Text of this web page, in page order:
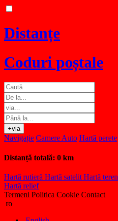
Distanțe
Coduri poștale
+via
Navigație Camere Auto Hartă perete
Distanță totală: 0 km
Hartă rutieră Hartă satelit Hartă teren
Hartă relief
Termeni Politica Cookie Contact
ro